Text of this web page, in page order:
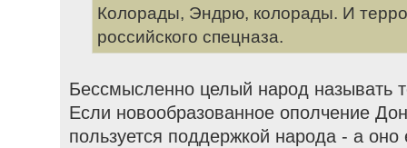
Колорады, Эндрю, колорады. И
российского спецназа.
Бессмысленно целый народ называть
Если новообразованное ополчение
пользуется поддержкой народа - а